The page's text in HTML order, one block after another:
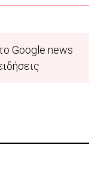
Google news